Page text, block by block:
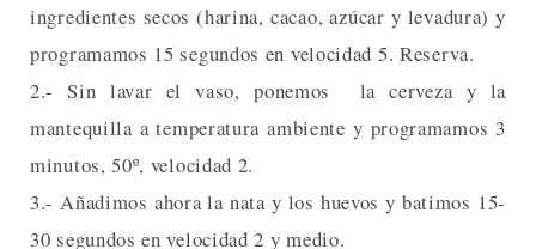
ingredientes secos (harina, cacao, azúcar y levadura) y
programamos 15 segundos en velocidad 5. Reserva.
2.- Sin lavar el vaso, ponemos la cerveza y la
mantequilla a temperatura ambiente y programamos 3
minutos, 50º, velocidad 2.
3.- Añadimos ahora la nata y los huevos y batimos 15-
30 segundos en velocidad 2 y medio.